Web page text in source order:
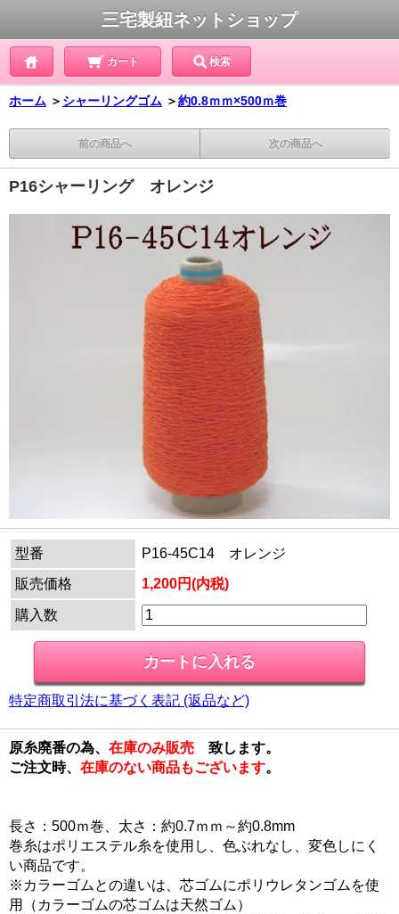
三宅製紐ネットショップ
カート 検索
ホーム ＞ シャーリングゴム ＞約0.8ｍｍ×500ｍ巻
前の商品へ 次の商品へ
P16シャーリング オレンジ
型番
P16-45C14 オレンジ
販売価格
1,200円(内税)
購入数
特定商取引法に基づく表記 (返品など)
原糸廃番の為、 在庫のみ販売 致します。
ご注文時、 在庫のない商品もございます。
長さ：500ｍ巻、太さ：約0.7ｍｍ～約0.8mm
巻糸はポリエステル糸を使用し、色ぶれなし、変色しにく
い商品です。
※カラーゴムとの違いは、芯ゴムにポリウレタンゴムを使
用（カラーゴムの芯ゴムは天然ゴム）